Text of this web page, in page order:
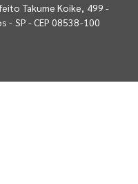
Takume Koike, 499 -
- SP - CEP 08538-100